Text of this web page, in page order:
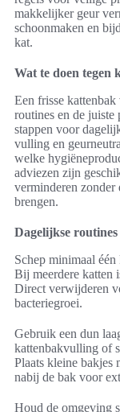
makkelijker geur
schoonmaken en
kat.
Wat te doen tegen
Een frisse
routines en de
stappen voor
vulling en
welke
adviezen zijn
verminderen zonder
brengen.
Dagelijkse
Schep minimaal
Bij meerdere katten
Direct verwijderen
bacteriegroei.
Gebruik een dun
kattenbakvulling of
Plaats kleine bakjes
nabij de bak voor
Houd de omgeving